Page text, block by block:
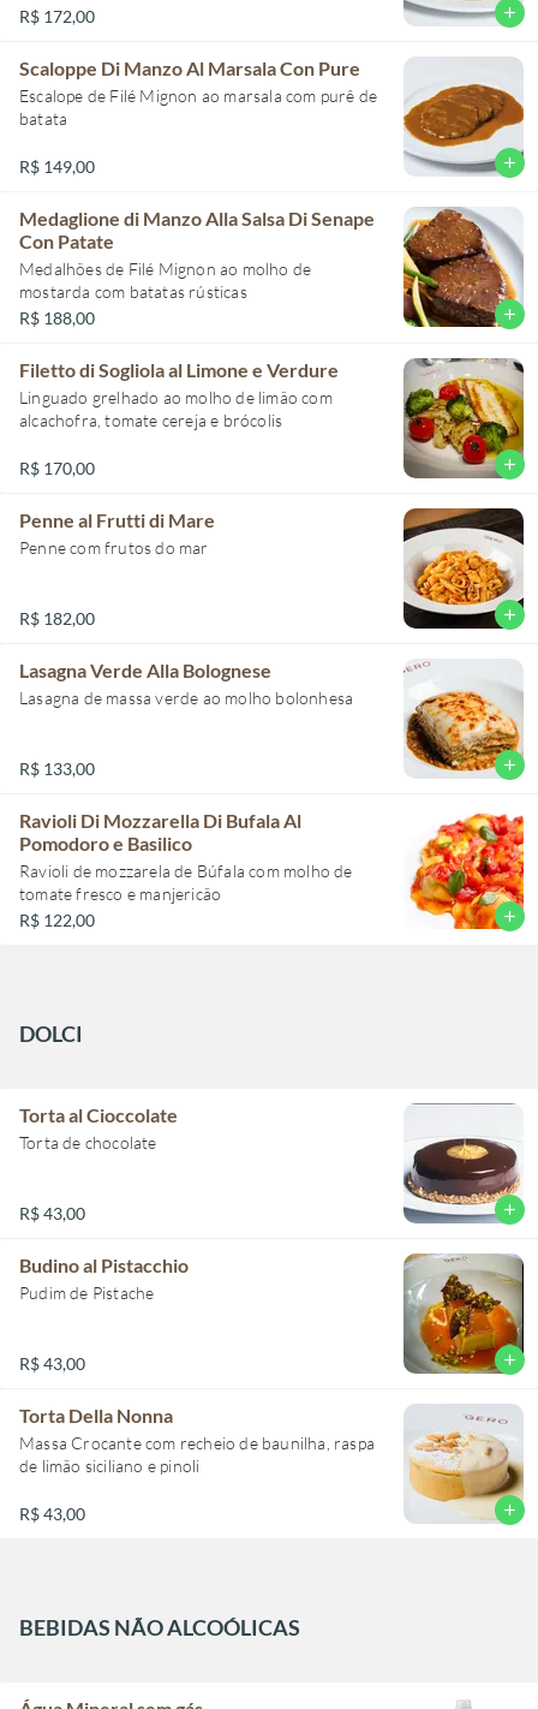
R$ 172,00 add
Scaloppe Di Manzo Al Marsala Con Pure
Escalope de Filé Mignon ao marsala com purê de
batata
R$ 149,00 add
Medaglione di Manzo Alla Salsa Di Senape
Con Patate
Medalhões de Filé Mignon ao molho de
mostarda com batatas rústicas
R$ 188,00
add
Filetto di Sogliola al Limone e Verdure
Linguado grelhado ao molho de limão com
alcachofra, tomate cereja e brócolis
R$ 170,00 add
Penne al Frutti di Mare
Penne com frutos do mar
R$ 182,00 add
Lasagna Verde Alla Bolognese
Lasagna de massa verde ao molho bolonhesa
R$ 133,00 add
Ravioli Di Mozzarella Di Bufala Al
Pomodoro e Basilico
Ravioli de mozzarela de Búfala com molho de
tomate fresco e manjericão
R$ 122,00
add
DOLCI
Torta al Cioccolate
Torta de chocolate
R$ 43,00 add
Budino al Pistacchio
Pudim de Pistache
R$ 43,00 add
Torta Della Nonna
Massa Crocante com recheio de baunilha, raspa
de limão siciliano e pinoli
R$ 43,00 add
BEBIDAS NÃO ALCOÓLICAS